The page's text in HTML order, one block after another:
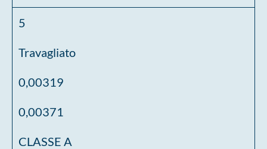
5
Travagliato
0,00319
0,00371
CLASSE A